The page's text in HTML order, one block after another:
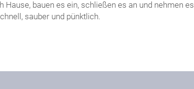
Hause, bauen es ein, schließen es an und nehmen es
sauber und pünktlich.